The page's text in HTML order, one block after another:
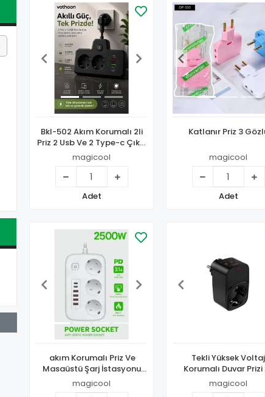
Bkl-502 Akım Korumalı 2li
Priz 2 Usb Ve 2 Type-c Çıkış
4000w Hızlı Şarj Duvar Tipi
Dokunmatik Led
Aydınlatmalı
magicool
Adet
Katlanır Priz 3
magicool
Adet
akım Korumalı Priz Ve
Masaüstü Şarj İstasyonu
Kablosuz 3 Priz ,4 Usb, 2
Type-c Girişli 2 Metre
magicool
Tekli Yüksek Voltaj
Korumalı Duvar Prizi
Type-c 1x Usb Çıkışlı
Grup Priz Çoğaltıcı
magicool